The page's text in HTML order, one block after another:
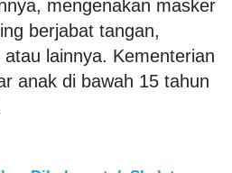
mengenakan masker
berjabat tangan,
lainnya. Kementerian
anak di bawah 15 tahun